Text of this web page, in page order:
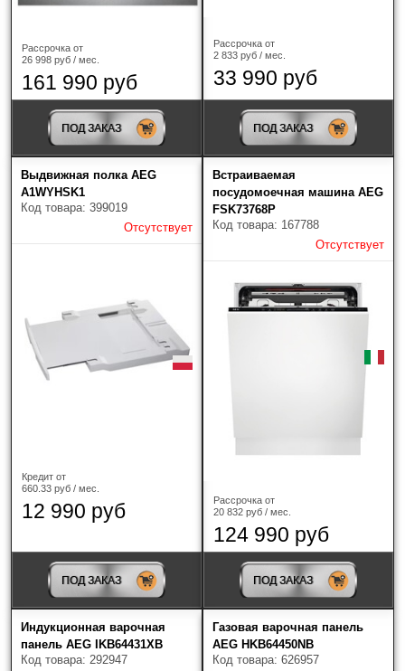
Рассрочка от
26 998 руб / мес.
161 990 руб
ПОД ЗАКАЗ
Рассрочка от
2 833 руб / мес.
33 990 руб
ПОД ЗАКАЗ
Выдвижная полка AEG
A1WYHSK1
Код товара: 399019
Отсутствует
Кредит от
660.33 руб / мес.
12 990 руб
ПОД ЗАКАЗ
Встраиваемая
посудомоечная машина AEG
FSK73768P
Код товара: 167788
Отсутствует
Рассрочка от
20 832 руб / мес.
124 990 руб
ПОД ЗАКАЗ
Индукционная варочная
панель AEG IKB64431XB
Код товара: 292947
Газовая варочная панель
AEG HKB64450NB
Код товара: 626957